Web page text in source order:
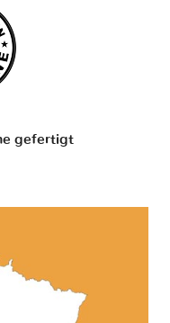
gefertigt